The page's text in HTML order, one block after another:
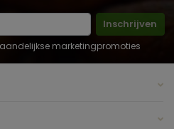
Inschrijven
marketingpromoties